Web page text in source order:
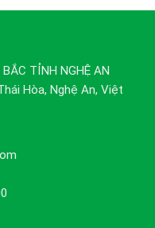
TỈNH NGHỆ AN
Hòa, Nghệ An, Việt